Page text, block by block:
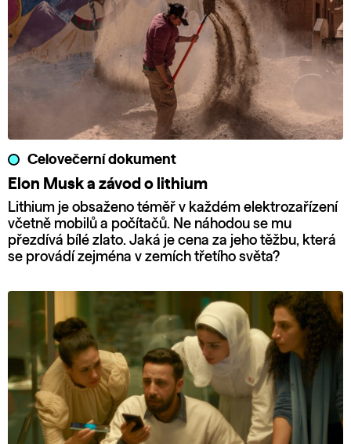
Celovečerní dokument
Elon Musk a závod o lithium
Lithium je obsaženo téměř v každém elektrozařízení
včetně mobilů a počítačů. Ne náhodou se mu
přezdívá bílé zlato. Jaká je cena za jeho těžbu, která
se provádí zejména v zemích třetího světa?